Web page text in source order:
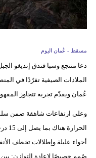
مسقط - عُمان اليوم
دعا منتجع وسبا فندق إنديغو
الملاذات الصيفية تفرّدًا في
عُمان ويقدّم تجربة تتجاوز
وعلى ارتفاعات شاهقة ضمن
أجواء عليلة وإطلالات تخطف
صُمم خصيصًا لإعادة التوازن: بين